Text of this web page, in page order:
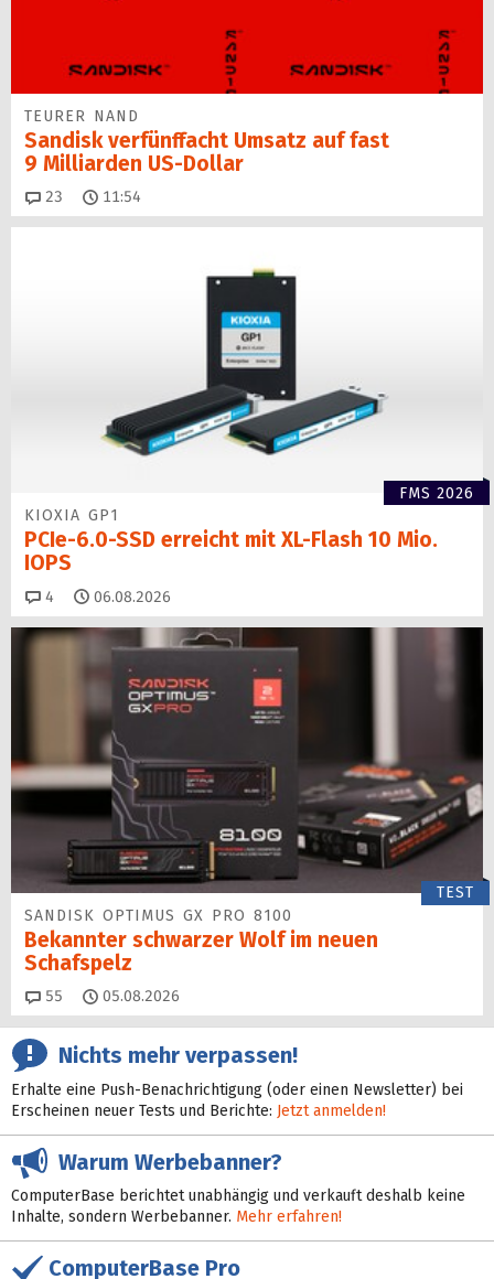
TEURER NAND
Sandisk verfünffacht Umsatz auf fast
9 Milliarden US-Dollar
23 Kommentare
11:54
FMS 2026
KIOXIA GP1
PCIe-6.0-SSD erreicht mit XL-Flash 10 Mio.
IOPS
4 Kommentare
06.08.2026
TEST
SANDISK OPTIMUS GX PRO 8100
Bekannter schwarzer Wolf im neuen
Schafspelz
55 Kommentare
05.08.2026
Nichts mehr verpassen!
Erhalte eine Push-Benachrichtigung (oder einen Newsletter) bei
Erscheinen neuer Tests und Berichte: Jetzt anmelden!
Warum Werbebanner?
ComputerBase berichtet unabhängig und verkauft deshalb keine
Inhalte, sondern Werbebanner. Mehr erfahren!
ComputerBase Pro